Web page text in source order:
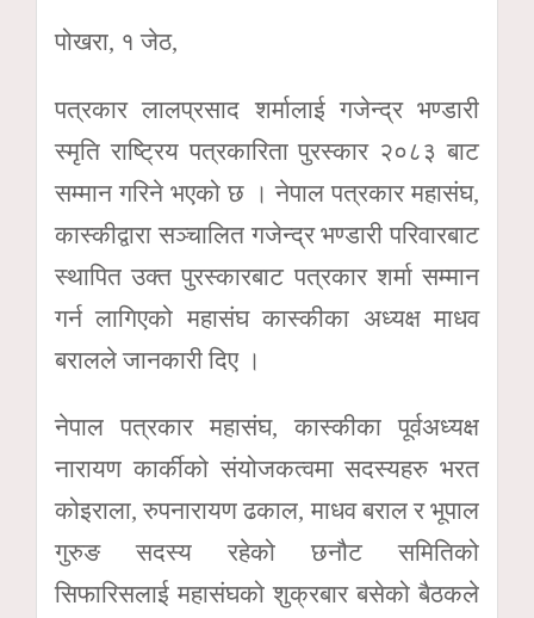
पोखरा, १ जेठ,
पत्रकार लालप्रसाद शर्मालाई गजेन्द्र भण्डारी
स्मृति राष्ट्रिय पत्रकारिता पुरस्कार २०८३ बाट
सम्मान गरिने भएको छ । नेपाल पत्रकार महासंघ,
कास्कीद्वारा सञ्चालित गजेन्द्र भण्डारी परिवारबाट
स्थापित उक्त पुरस्कारबाट पत्रकार शर्मा सम्मान
गर्न लागिएको महासंघ कास्कीका अध्यक्ष माधव
बरालले जानकारी दिए ।
नेपाल पत्रकार महासंघ, कास्कीका पूर्वअध्यक्ष
नारायण कार्कीको संयोजकत्वमा सदस्यहरु भरत
कोइराला, रुपनारायण ढकाल, माधव बराल र भूपाल
गुरुङ सदस्य रहेको छनौट समितिको
सिफारिसलाई महासंघको शुक्रबार बसेको बैठकले